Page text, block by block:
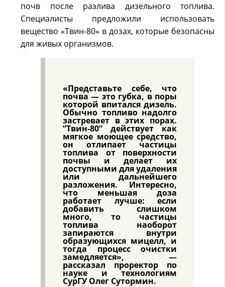
почв после разлива дизельного топлива.
Специалисты предложили использовать
вещество «Твин-80» в дозах, которые безопасны
для живых организмов.
«Представьте себе, что
почва — это губка, в поры
которой впитался дизель.
Обычно топливо надолго
застревает в этих порах.
“Твин-80” действует как
мягкое моющее средство,
он отлипает частицы
топлива от поверхности
почвы и делает их
доступными для удаления
или дальнейшего
разложения. Интересно,
что меньшая доза
работает лучше: если
добавить слишком
много, то частицы
топлива наоборот
запираются внутри
образующихся мицелл, и
тогда процесс очистки
замедляется», —
рассказал проректор по
науке и технологиям
СурГУ Олег Сутормин.